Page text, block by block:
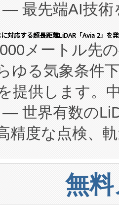
性が高く、持
用した現地生
費用負担を大
幅に拡大する
Continuous
、施設設計・
転および知的
ングカリキュ
化段階におけ
立ち上げ調整
最先端AI技術
アンド：本社
）と、エンタ
は、日本にあ
蔵システム（
のAI搭載プラ
、運用に至る
、確保する事
ータセンター
な負担をかけ
対応する超長距離LiDAR「Avia 2」を
メートル先
ゆる気象条件
提供します。
世界有数の
精度な点検、
けるバルク材
Avia 2」を発
1,000メート
無